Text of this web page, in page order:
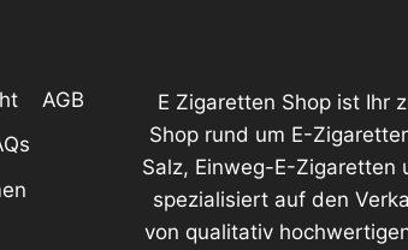
AGB
E Zigaretten Shop ist Ihr
Shop rund um E-
Salz, Einweg-E-Zigaretten
spezialisiert auf den
von qualitativ